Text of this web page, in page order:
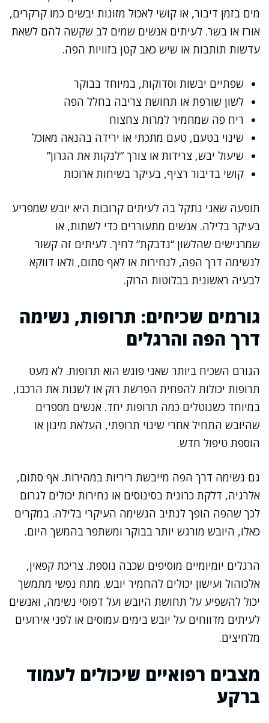
מים בזמן דיבור, או קושי לאכול מזונות יבשים כמו קרקרים,
אורז או בשר. לעיתים אנשים שמים לב שקשה להם לשאת
עדשות תותבות או שיש כאב קטן בזוויות הפה.
שפתיים יבשות וסדוקות, במיוחד בבוקר
לשון שורפת או תחושת צריבה בחלל הפה
ריח פה שמחמיר למרות צחצוח
שינוי בטעם, טעם מתכתי או ירידה בהנאה מאוכל
שיעול יבש, צרידות או צורך “לנקות את הגרון”
קושי בדיבור רציף, בעיקר בשיחות ארוכות
תופעה שאני נתקל בה לעיתים קרובות היא יובש שמפריע
בעיקר בלילה. אנשים מתעוררים כדי לשתות, או
שמרגישים שהלשון “נדבקת” לחיך. לעיתים זה קשור
לנשימה דרך הפה, לנחירות או לאף סתום, ולאו דווקא
לבעיה ראשונית בבלוטות הרוק.
גורמים שכיחים: תרופות, נשימה
דרך הפה והרגלים
הגורם השכיח ביותר שאני פוגש הוא תרופות. לא מעט
תרופות יכולות להפחית הפרשת רוק או לשנות את הרכבו,
במיוחד כשנוטלים כמה תרופות יחד. אנשים מספרים
שהיובש התחיל אחרי שינוי תרופתי, העלאת מינון או
הוספת טיפול חדש.
גם נשימה דרך הפה מייבשת ריריות במהירות. אף סתום,
אלרגיה, דלקת כרונית בסינוסים או נחירות יכולים לגרום
לכך שהפה הופך לנתיב הנשימה העיקרי בלילה. במקרים
כאלו, היובש מורגש יותר בבוקר ומשתפר בהמשך היום.
הרגלים יומיומיים מוסיפים שכבה נוספת. צריכת קפאין,
אלכוהול ועישון יכולים להחמיר יובש. מתח נפשי מתמשך
יכול להשפיע על תחושת היובש ועל דפוסי נשימה, ואנשים
לעיתים מדווחים על יובש בימים עמוסים או לפני אירועים
מלחיצים.
מצבים רפואיים שיכולים לעמוד
ברקע